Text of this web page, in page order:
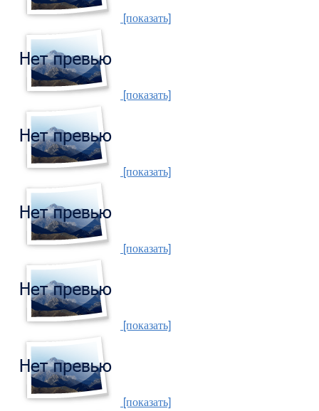
[показать]
[показать]
[показать]
[показать]
[показать]
[показать]